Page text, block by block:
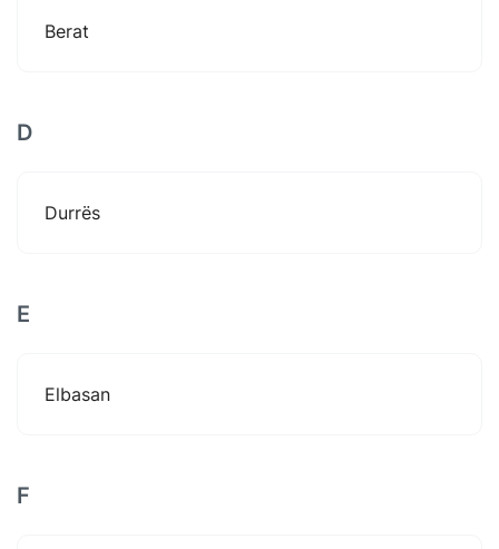
Berat
D
Durrës
E
Elbasan
F